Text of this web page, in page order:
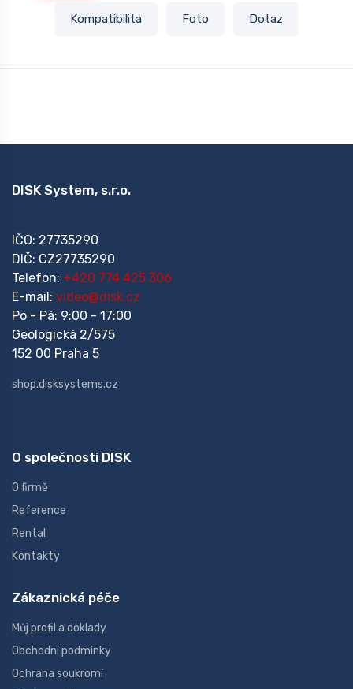
Kompatibilita Foto Dotaz
DISK System, s.r.o.
IČO: 27735290
DIČ: CZ27735290
Telefon: +420 774 425 306
E-mail: video@disk.cz
Po - Pá: 9:00 - 17:00
Geologická 2/575
152 00 Praha 5
shop.disksystems.cz
O společnosti DISK
O firmě
Reference
Rental
Kontakty
Zákaznická péče
Můj profil a doklady
Obchodní podmínky
Ochrana soukromí